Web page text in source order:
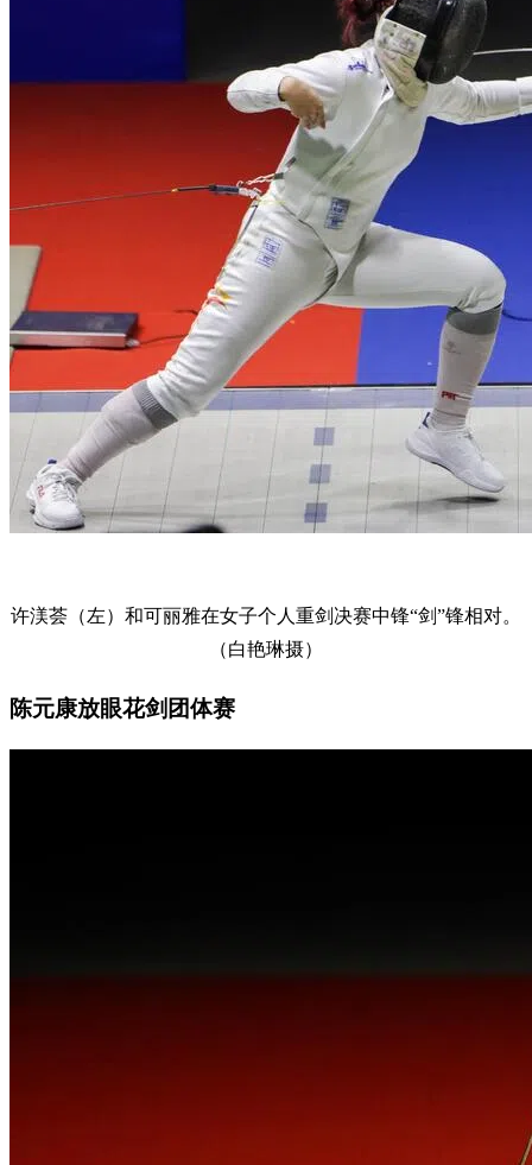
许渼荟（左）和可丽雅在女子个人重剑决赛中锋“剑”锋相对。
（白艳琳摄）
陈元康放眼花剑团体赛